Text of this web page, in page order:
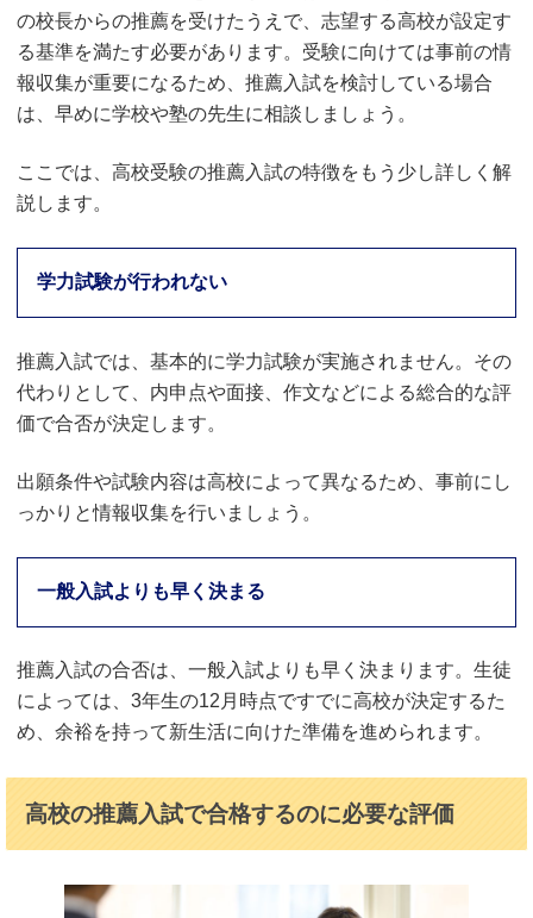
の校長からの推薦を受けたうえで、志望する高校が設定す
る基準を満たす必要があります。受験に向けては事前の情
報収集が重要になるため、推薦入試を検討している場合
は、早めに学校や塾の先生に相談しましょう。
ここでは、高校受験の推薦入試の特徴をもう少し詳しく解
説します。
学力試験が行われない
推薦入試では、基本的に学力試験が実施されません。その
代わりとして、内申点や面接、作文などによる総合的な評
価で合否が決定します。
出願条件や試験内容は高校によって異なるため、事前にし
っかりと情報収集を行いましょう。
一般入試よりも早く決まる
推薦入試の合否は、一般入試よりも早く決まります。生徒
によっては、3年生の12月時点ですでに高校が決定するた
め、余裕を持って新生活に向けた準備を進められます。
高校の推薦入試で合格するのに必要な評価